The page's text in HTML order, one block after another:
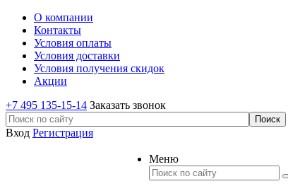
О компании
Контакты
Условия оплаты
Условия доставки
Условия получения скидок
Акции
+7 495 135-15-14 Заказать звонок
Вход Регистрация
Меню